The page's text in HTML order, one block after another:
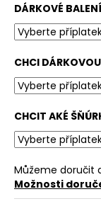
DÁRKOVÉ
CHCI
CHCIT AKÉ
Můžeme doručit
Možnosti
u
j
e
m
e
KEYGOES:CHILI
ULTRA
PÁLIVÉ
(MORUGA
SCORPION
&
CAROLINA
REAPER)